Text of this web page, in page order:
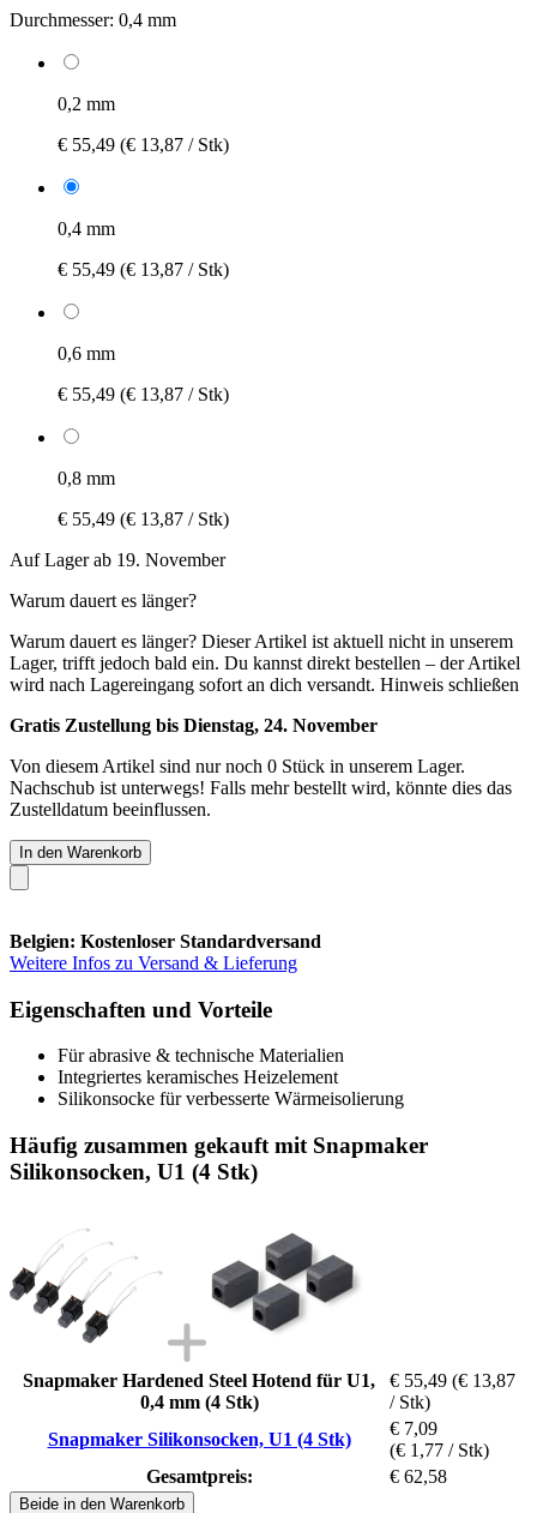
Durchmesser: 0,4 mm
0,2 mm
€ 55,49 (€ 13,87 / Stk)
0,4 mm
€ 55,49 (€ 13,87 / Stk)
0,6 mm
€ 55,49 (€ 13,87 / Stk)
0,8 mm
€ 55,49 (€ 13,87 / Stk)
Auf Lager ab 19. November
Warum dauert es länger?
Warum dauert es länger? Dieser Artikel ist aktuell nicht in unserem
Lager, trifft jedoch bald ein. Du kannst direkt bestellen – der Artikel
wird nach Lagereingang sofort an dich versandt. Hinweis schließen
Gratis Zustellung bis Dienstag, 24. November
Von diesem Artikel sind nur noch 0 Stück in unserem Lager.
Nachschub ist unterwegs! Falls mehr bestellt wird, könnte dies das
Zustelldatum beeinflussen.
In den Warenkorb
Belgien: Kostenloser Standardversand
Weitere Infos zu Versand & Lieferung
Eigenschaften und Vorteile
Für abrasive & technische Materialien
Integriertes keramisches Heizelement
Silikonsocke für verbesserte Wärmeisolierung
Häufig zusammen gekauft mit Snapmaker
Silikonsocken, U1 (4 Stk)
Snapmaker Hardened Steel Hotend für U1,
0,4 mm (4 Stk)
€ 55,49 (€ 13,87
/ Stk)
Snapmaker Silikonsocken, U1 (4 Stk)
€ 7,09
(€ 1,77 / Stk)
Gesamtpreis:
€ 62,58
Beide in den Warenkorb